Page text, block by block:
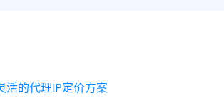
活的代理IP定价方案